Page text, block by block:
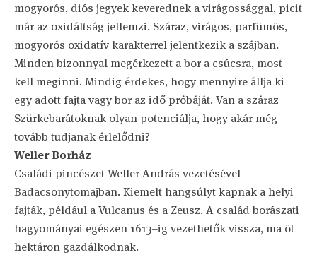
mogyorós, diós jegyek keverednek a virágossággal, picit
már az oxidáltság jellemzi. Száraz, virágos, parfümös,
mogyorós oxidatív karakterrel jelentkezik a szájban.
Minden bizonnyal megérkezett a bor a csúcsra, most
kell meginni. Mindig érdekes, hogy mennyire állja ki
egy adott fajta vagy bor az idő próbáját. Van a száraz
Szürkebarátoknak olyan potenciálja, hogy akár még
tovább tudjanak érlelődni?
Weller Borház
Családi pincészet Weller András vezetésével
Badacsonytomajban. Kiemelt hangsúlyt kapnak a helyi
fajták, például a Vulcanus és a Zeusz. A család borászati
hagyományai egészen 1613–ig vezethetők vissza, ma öt
hektáron gazdálkodnak.